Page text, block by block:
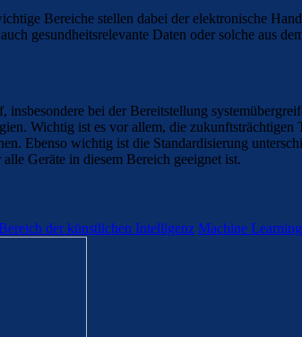
Bereiche stellen dabei der elektronische
gesundheitsrelevante Daten oder solche aus
bei der Bereitstellung
Wichtig ist es vor allem, die
Ebenso wichtig ist die Standardisierung
Geräte in diesem Bereich geeignet ist.
der künstlichen Intelligenz Machine